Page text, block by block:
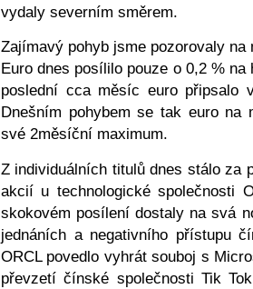
vydaly severním směrem.
Zajímavý pohyb jsme pozorovaly
Euro dnes posílilo pouze o 0,2 %
poslední cca měsíc euro připsalo
Dnešním pohybem se tak euro na
své 2měsíční maximum.
Z individuálních titulů dnes stálo za
akcií u technologické společnosti
skokovém posílení dostaly na svá
jednáních a negativního přístupu
ORCL povedlo vyhrát souboj s
převzetí čínské společnosti Tik